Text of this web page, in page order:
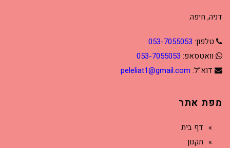
דניה, חיפה.
טלפון: 053-7055053
וואטסאפ: 053-7055053
דוא”ל: peleliat1@gmail.com
מפת אתר
דף בית
תקנון